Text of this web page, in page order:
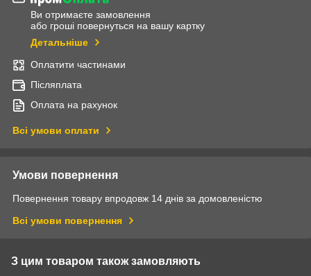
Ви отримаєте замовлення
або гроші повернуться на вашу картку
Детальніше
Оплатити частинами
Післяплата
Оплата на рахунок
Всі умови оплати
Умови повернення
Повернення товару впродовж 14 днів за домовленістю
Всі умови повернення
З цим товаром також замовляють